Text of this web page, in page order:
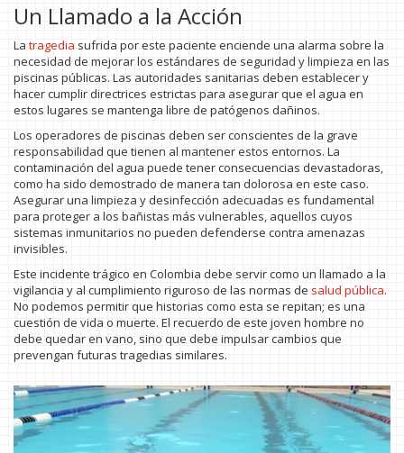
Un Llamado a la Acción
La tragedia sufrida por este paciente enciende una alarma sobre la
necesidad de mejorar los estándares de seguridad y limpieza en las
piscinas públicas. Las autoridades sanitarias deben establecer y
hacer cumplir directrices estrictas para asegurar que el agua en
estos lugares se mantenga libre de patógenos dañinos.
Los operadores de piscinas deben ser conscientes de la grave
responsabilidad que tienen al mantener estos entornos. La
contaminación del agua puede tener consecuencias devastadoras,
como ha sido demostrado de manera tan dolorosa en este caso.
Asegurar una limpieza y desinfección adecuadas es fundamental
para proteger a los bañistas más vulnerables, aquellos cuyos
sistemas inmunitarios no pueden defenderse contra amenazas
invisibles.
Este incidente trágico en Colombia debe servir como un llamado a la
vigilancia y al cumplimiento riguroso de las normas de salud pública.
No podemos permitir que historias como esta se repitan; es una
cuestión de vida o muerte. El recuerdo de este joven hombre no
debe quedar en vano, sino que debe impulsar cambios que
prevengan futuras tragedias similares.